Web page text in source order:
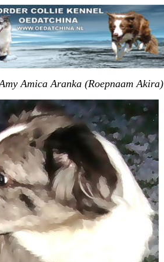
Amica Aranka (Roepnaam Akira)